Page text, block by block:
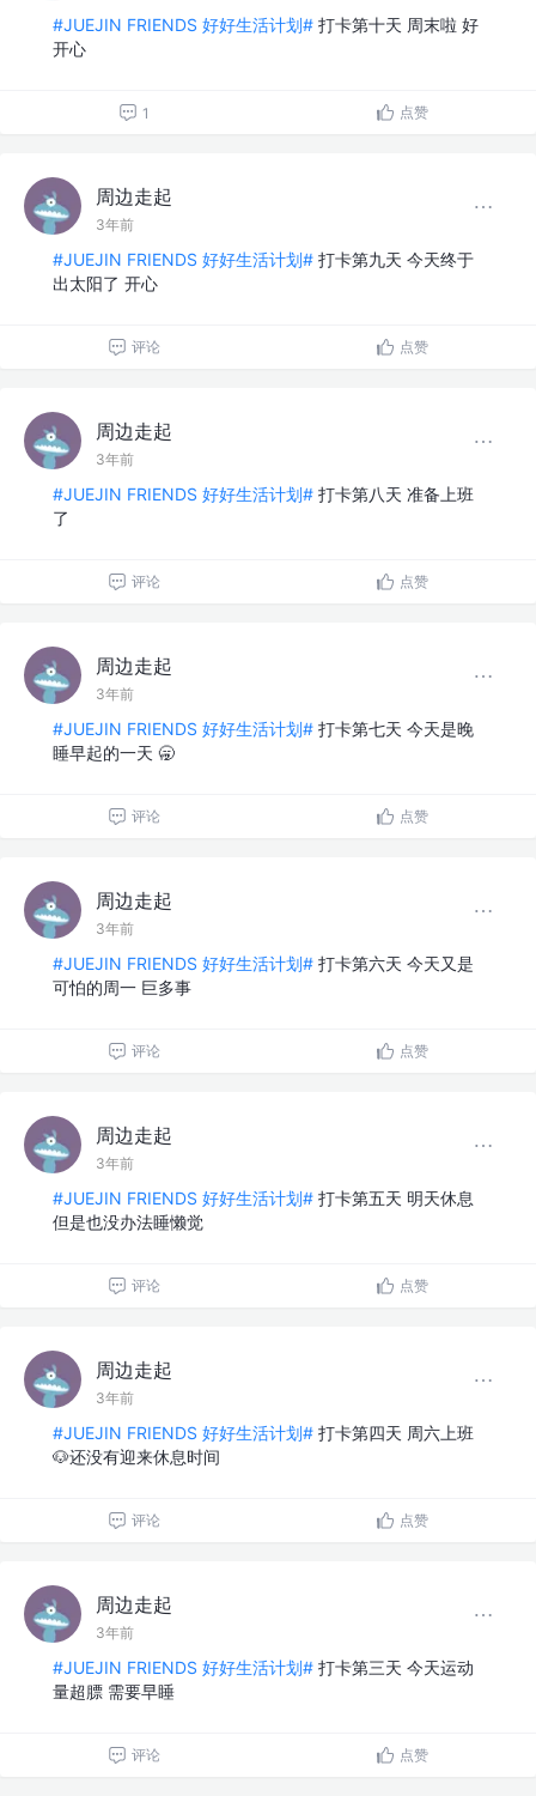
#JUEJIN FRIENDS 好好生活计划# 打卡第十天 周末啦 好
开心
1 点赞
周边走起
3年前
#JUEJIN FRIENDS 好好生活计划# 打卡第九天 今天终于
出太阳了 开心
评论 点赞
周边走起
3年前
#JUEJIN FRIENDS 好好生活计划# 打卡第八天 准备上班
了
评论 点赞
周边走起
3年前
#JUEJIN FRIENDS 好好生活计划# 打卡第七天 今天是晚
睡早起的一天 🥱
评论 点赞
周边走起
3年前
#JUEJIN FRIENDS 好好生活计划# 打卡第六天 今天又是
可怕的周一 巨多事
评论 点赞
周边走起
3年前
#JUEJIN FRIENDS 好好生活计划# 打卡第五天 明天休息
但是也没办法睡懒觉
评论 点赞
周边走起
3年前
#JUEJIN FRIENDS 好好生活计划# 打卡第四天 周六上班
🐶还没有迎来休息时间
评论 点赞
周边走起
3年前
#JUEJIN FRIENDS 好好生活计划# 打卡第三天 今天运动
量超膘 需要早睡
评论 点赞